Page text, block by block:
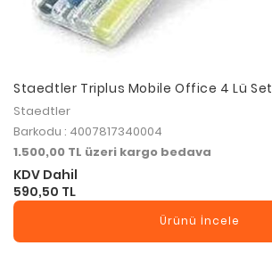
Staedtler Triplus Mobile Office 4 Lü Set
Staedtler
Barkodu : 4007817340004
1.500,00 TL üzeri kargo bedava
KDV Dahil
590,50 TL
Ürünü İncele